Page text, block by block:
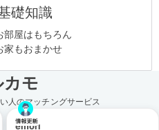
礎知識
部屋はもちろん
家もおまかせ
カモ
人のマッチングサービス
emori